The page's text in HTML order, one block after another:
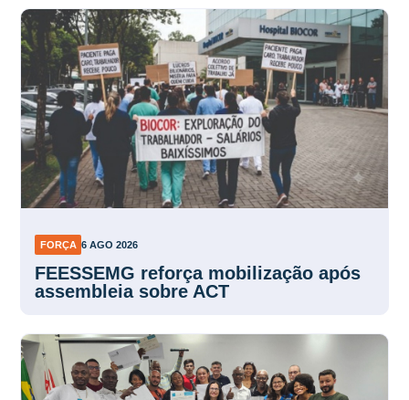
FORÇA 6 AGO 2026
FEESSEMG reforça mobilização após
assembleia sobre ACT